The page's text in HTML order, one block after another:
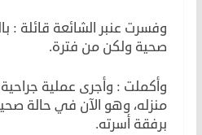
وفسرت عنبر الشائعة قائلة :
صحية ولكن من فترة.
وأكملت : وأجرى عملية
منزله، وهو الآن في حالة
برفقة أسرته.